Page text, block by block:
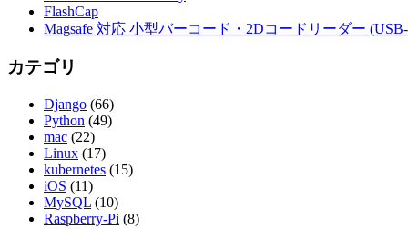
FlashCap
Magsafe 対応 小型バーコード・2Dコードリーダー
カテゴリ
Django (66)
Python (49)
mac (22)
Linux (17)
kubernetes (15)
iOS (11)
MySQL (10)
Raspberry-Pi (8)